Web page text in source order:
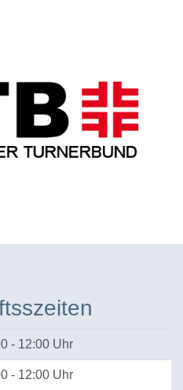
- 12:00 Uhr
- 12:00 Uhr